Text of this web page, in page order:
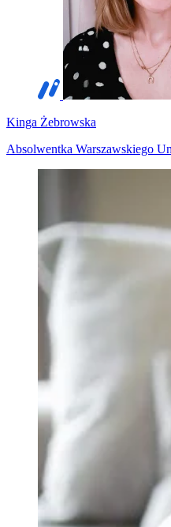
Kinga Żebrowska
Absolwentka Warszawskiego